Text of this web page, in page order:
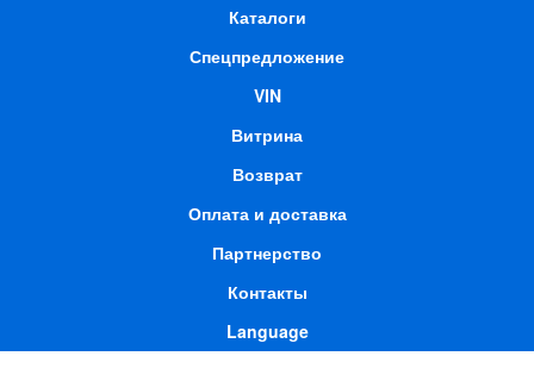
Каталоги
Спецпредложение
VIN
Витрина
Возврат
Оплата и доставка
Партнерство
Контакты
Language